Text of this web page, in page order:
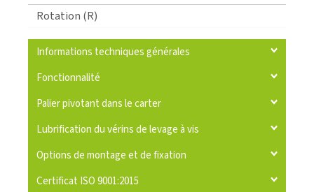
Rotation (R)
Informations techniques générales
Fonctionnalité
Palier pivotant dans le carter
Lubrification du vérins de levage à vis
Options de montage et de fixation
Certificat ISO 9001:2015